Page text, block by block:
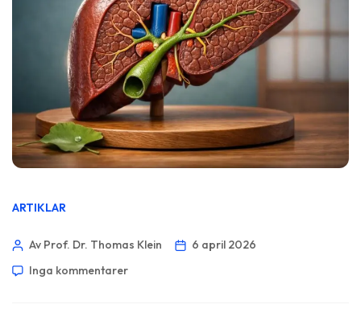
ARTIKLAR
Av Prof. Dr. Thomas Klein
6 april 2026
Inga kommentarer